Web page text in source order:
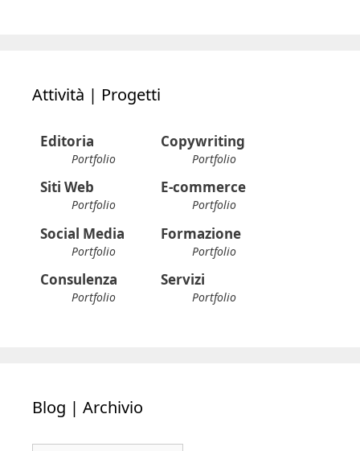
Attività | Progetti
Editoria
Portfolio
Copywriting
Portfolio
Siti Web
Portfolio
E-commerce
Portfolio
Social Media
Portfolio
Formazione
Portfolio
Consulenza
Portfolio
Servizi
Portfolio
Blog | Archivio